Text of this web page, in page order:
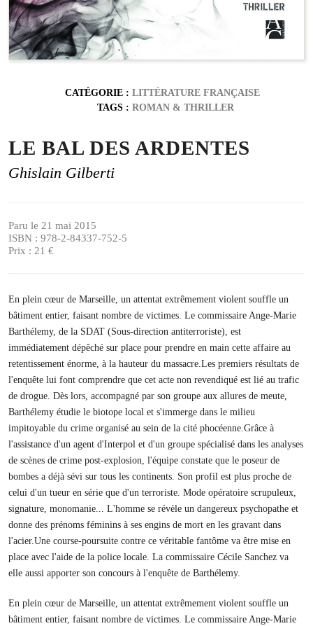
CATÉGORIE : LITTÉRATURE FRANÇAISE
TAGS : ROMAN& THRILLER
LE BAL DES ARDENTES
Ghislain Gilberti
Paru le 21 mai 2015
ISBN : 978-2-84337-752-5
Prix : 21 €
En plein cœur de Marseille, un attentat extrêmement violent souffle un
bâtiment entier, faisant nombre de victimes. Le commissaire Ange-Marie
Barthélemy, de la SDAT (Sous-direction antiterroriste), est
immédiatement dépêché sur place pour prendre en main cette affaire au
retentissement énorme, à la hauteur du massacre.Les premiers résultats de
l'enquête lui font comprendre que cet acte non revendiqué est lié au trafic
de drogue. Dès lors, accompagné par son groupe aux allures de meute,
Barthélemy étudie le biotope local et s'immerge dans le milieu
impitoyable du crime organisé au sein de la cité phocéenne.Grâce à
l'assistance d'un agent d'Interpol et d'un groupe spécialisé dans les analyses
de scènes de crime post-explosion, l'équipe constate que le poseur de
bombes a déjà sévi sur tous les continents. Son profil est plus proche de
celui d'un tueur en série que d'un terroriste. Mode opératoire scrupuleux,
signature, monomanie... L'homme se révèle un dangereux psychopathe et
donne des prénoms féminins à ses engins de mort en les gravant dans
l'acier.Une course-poursuite contre ce véritable fantôme va être mise en
place avec l'aide de la police locale. La commissaire Cécile Sanchez va
elle aussi apporter son concours à l'enquête de Barthélemy.
En plein cœur de Marseille, un attentat extrêmement violent souffle un
bâtiment entier, faisant nombre de victimes. Le commissaire Ange-Marie